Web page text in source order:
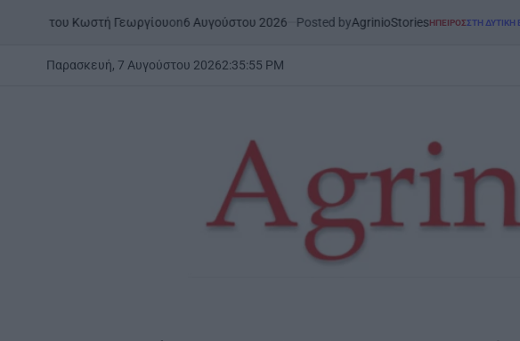
Κωστή Γεωργίουon 6 Αυγούστου 2026 Posted byAgrinioStoriesPOSTED
ΉΠΕΙΡΟΣΣΤΗ ΔΥΤΙΚΉ ΕΛΛΆΔΑ
Παρασκευή, 7 Αυγούστου 20262:35:56 PM